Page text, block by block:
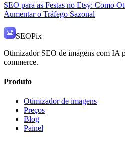
SEO para as Festas no Etsy: Como
Aumentar o Tráfego Sazonal
SEOPix
Otimizador SEO de imagens com IA
commerce.
Produto
Otimizador de imagens
Preços
Blog
Painel